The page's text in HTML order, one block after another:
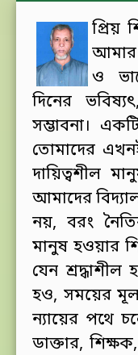
প্রিয়
আমার
ও
দিনের
সম্ভাবনা।
তোমাদের
দায়িত্বশীল
আমাদের
নয়, বরং
মানুষ হওয়ার
যেন
হও, সময়ের
ন্যায়ের পথে
ডাক্তার,